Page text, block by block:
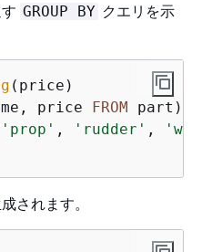
GROUP BY クエリを示
price FROM
'prop' , 'rudder' ,
されます。